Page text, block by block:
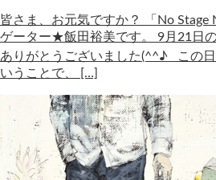
皆さま、お元気ですか？ 「No Stage
ゲーター★飯田裕美です。 9月21日
ありがとうございました(^^♪ この
いうことで、 […]